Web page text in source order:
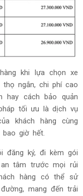
khi lựa chọn xe
ngắn, chi phí cao
hay cách bảo quản
tối ưu là dịch vụ
khách hàng cùng
giờ hết.
đăng ký, đi kèm gói
tâm trước mọi rủi
hàng có thể sử
mang đến trải